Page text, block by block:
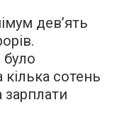
дев’ять
було
сотень
зарплати